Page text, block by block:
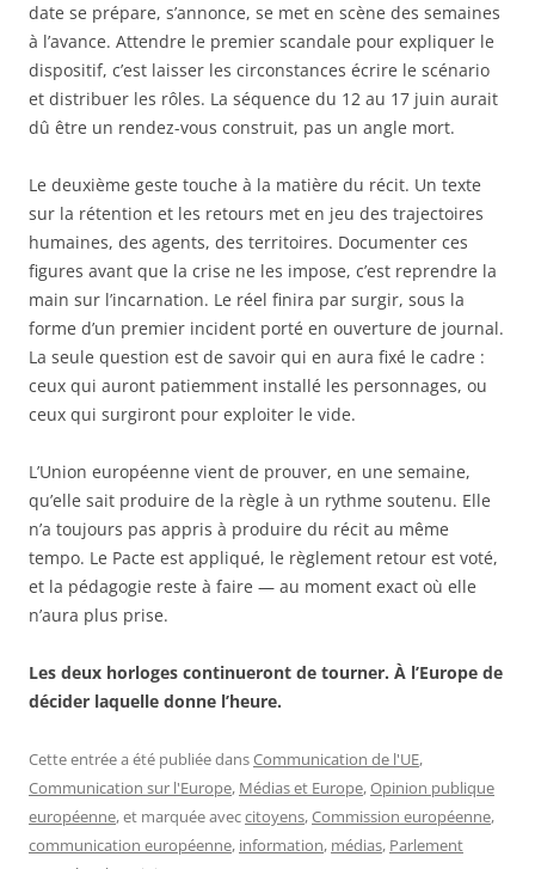
date se prépare, s’annonce, se met en scène des semaines
à l’avance. Attendre le premier scandale pour expliquer le
dispositif, c’est laisser les circonstances écrire le scénario
et distribuer les rôles. La séquence du 12 au 17 juin aurait
dû être un rendez-vous construit, pas un angle mort.
Le deuxième geste touche à la matière du récit. Un texte
sur la rétention et les retours met en jeu des trajectoires
humaines, des agents, des territoires. Documenter ces
figures avant que la crise ne les impose, c’est reprendre la
main sur l’incarnation. Le réel finira par surgir, sous la
forme d’un premier incident porté en ouverture de journal.
La seule question est de savoir qui en aura fixé le cadre :
ceux qui auront patiemment installé les personnages, ou
ceux qui surgiront pour exploiter le vide.
L’Union européenne vient de prouver, en une semaine,
qu’elle sait produire de la règle à un rythme soutenu. Elle
n’a toujours pas appris à produire du récit au même
tempo. Le Pacte est appliqué, le règlement retour est voté,
et la pédagogie reste à faire — au moment exact où elle
n’aura plus prise.
Les deux horloges continueront de tourner. À l’Europe de
décider laquelle donne l’heure.
Cette entrée a été publiée dansCommunication de l'UE,
Communication sur l'Europe, Médias et Europe,Opinion publique
européenne, et marquée aveccitoyens,Commission européenne,
communication européenne, information, médias, Parlement